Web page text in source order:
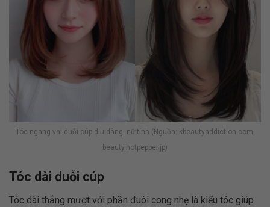
Tóc ngang vai duỗi cúp dịu dàng, nữ tính (Nguồn: kbeautyaddiction.com,
beauty.hotpepper.jp)
Tóc dài duỗi cúp
Tóc dài thẳng mượt với phần đuôi cong nhẹ là kiểu tóc giúp